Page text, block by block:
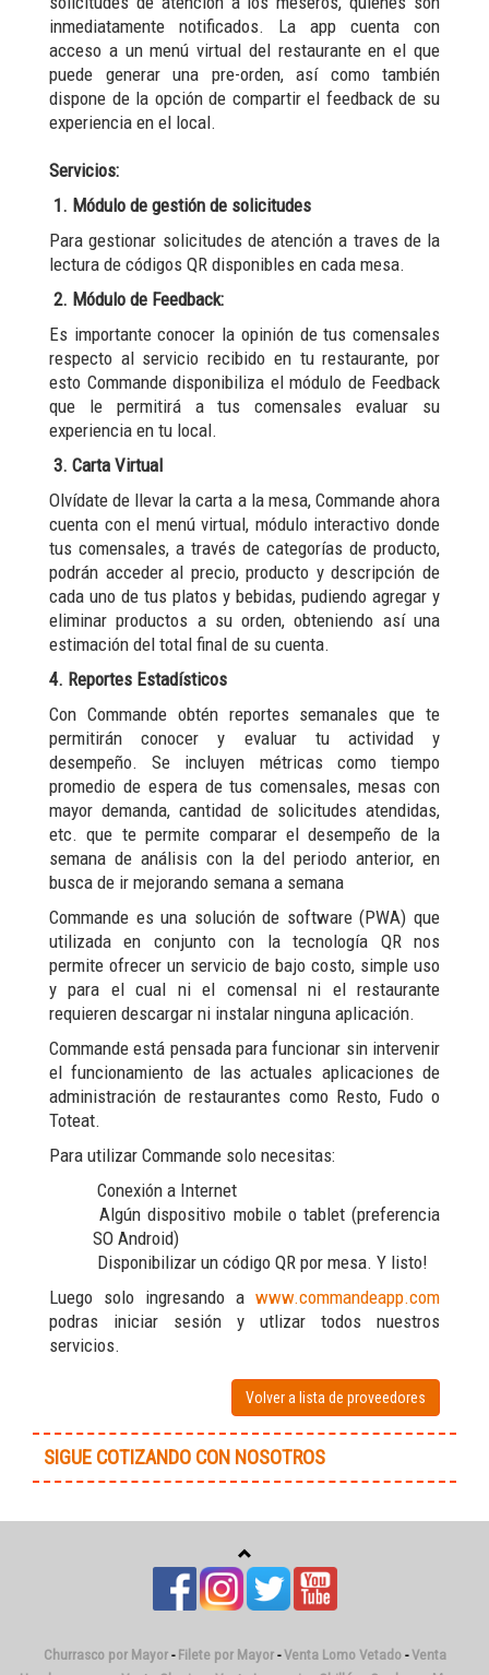
inmediatamente notificados. La app cuenta con
acceso a un menú virtual del restaurante en el que
puede generar una pre-orden, así como también
dispone de la opción de compartir el feedback de su
experiencia en el local.
Servicios:
1. Módulo de gestión de solicitudes
Para gestionar solicitudes de atención a traves de la
lectura de códigos QR disponibles en cada mesa.
2. Módulo de Feedback:
Es importante conocer la opinión de tus comensales
respecto al servicio recibido en tu restaurante, por
esto Commande disponibiliza el módulo de Feedback
que le permitirá a tus comensales evaluar su
experiencia en tu local.
3. Carta Virtual
Olvídate de llevar la carta a la mesa, Commande ahora
cuenta con el menú virtual, módulo interactivo donde
tus comensales, a través de categorías de producto,
podrán acceder al precio, producto y descripción de
cada uno de tus platos y bebidas, pudiendo agregar y
eliminar productos a su orden, obteniendo así una
estimación del total final de su cuenta.
4. Reportes Estadísticos
Con Commande obtén reportes semanales que te
permitirán conocer y evaluar tu actividad y
desempeño. Se incluyen métricas como tiempo
promedio de espera de tus comensales, mesas con
mayor demanda, cantidad de solicitudes atendidas,
etc. que te permite comparar el desempeño de la
semana de análisis con la del periodo anterior, en
busca de ir mejorando semana a semana
Commande es una solución de software (PWA) que
utilizada en conjunto con la tecnología QR nos
permite ofrecer un servicio de bajo costo, simple uso
y para el cual ni el comensal ni el restaurante
requieren descargar ni instalar ninguna aplicación.
Commande está pensada para funcionar sin intervenir
el funcionamiento de las actuales aplicaciones de
administración de restaurantes como Resto, Fudo o
Toteat.
Para utilizar Commande solo necesitas:
Conexión a Internet
Algún dispositivo mobile o tablet (preferencia
SO Android)
Disponibilizar un código QR por mesa. Y listo!
Luego solo ingresando a www.commandeapp.com
podras iniciar sesión y utlizar todos nuestros
servicios.
Volver a lista de proveedores
SIGUE COTIZANDO CON NOSOTROS
Churrasco por Mayor- Filete por Mayor-Venta Lomo Vetado-Venta